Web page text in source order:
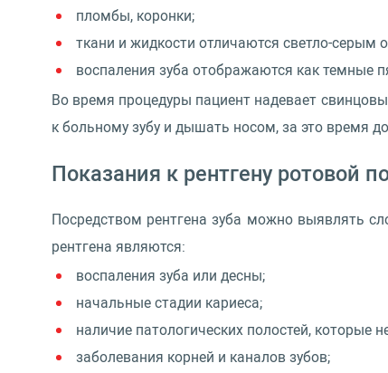
пломбы, коронки;
ткани и жидкости отличаются светло-серым
воспаления зуба отображаются как темные
Во время процедуры пациент надевает
к больному зубу и дышать носом, за это время
Показания к рентгену ротовой
Посредством рентгена зуба можно выявлять
рентгена являются:
воспаления зуба или десны;
начальные стадии кариеса;
наличие патологических полостей, которые
заболевания корней и каналов зубов;